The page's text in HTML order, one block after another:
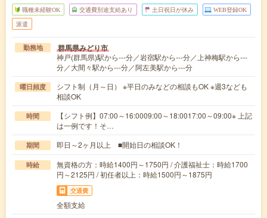
職種未経験OK 交通費別途支給あり 土日祝日が休み WEB登録OK
派遣
勤務地 群馬県みどり市
神戸(群馬県)駅から---分／岩宿駅から---分／上神梅駅から---
分／大間々駅から---分／阿左美駅から---分
曜日頻度
シフト制（月～日） ※平日のみなどの相談もOK ※週3なども
相談OK
時間
【シフト例】07:00～16:0009:00～18:0017:00～09:00※ 上記
は一例です！そ…
期間 即日～2ヶ月以上 ■開始日の相談OK！
時給
無資格の方：時給1400円～1750円 / 介護福祉士：時給1700
円～2125円 / 初任者以上：時給1500円～1875円
交通費
全額支給